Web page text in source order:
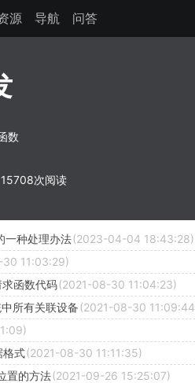
源 导航 问答
数
15708次阅读
一种处理办法(2023-04-04 18:43:28)
11:03:29)
函数代码(2021-08-30 11:04:23)
所有关联设备(2021-08-30
格式(2021-08-30 11:11:35)
置的方法(2021-09-26 15:25:07)